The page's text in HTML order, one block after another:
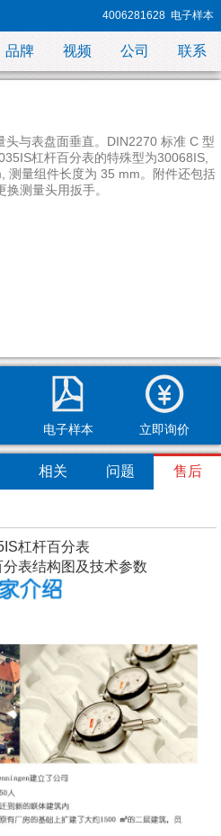
4006281628 电子样本
品牌 视频 公司 联系
与表盘面垂直。DIN2270 标准 C 型
杠杆百分表的特殊型为30068IS,
测量组件长度为 35 mm。附件还包括
测量头用扳手。
电子样本 立即询价
相关 问题 售后